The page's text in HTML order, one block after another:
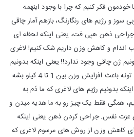
فکر کنیم که چرا با وجود اینهمه
سوز و رژیم های رنگارنگ، بازهم آمار چاقی
ذهن هپی فت، یعنی اینکه لحظه ای
اندام و کاهش وزن داریم شک کنیم! لاغری
ژن چاقی وجود ندارد!! یعنی اینکه بدونیم
که کم کاری تیروئید فقط می تونه باعث افزایش وزن بین 1 تا 4 کیلو بشه
یعنی اینکه بدونیم رژیم های لاغری که ما دَم به
همگی فقط یک چیز رو به ما هدیه میدن و
عزت نفس. جراحی کردن ذهن یعنی اینکه
کاهش وزن از روش های مرسوم لاغری که